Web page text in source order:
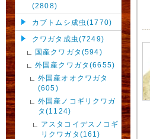
(2808)
カブトムシ成虫(1770)
クワガタ成虫(7249)
国産クワガタ(594)
外国産クワガタ(6655)
外国産オオクワガタ
(605)
外国産ノコギリクワガ
タ(1124)
アスタコイデスノコギ
リクワガタ(161)